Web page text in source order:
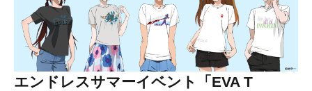
エンドレスサマーイベント「EVA T